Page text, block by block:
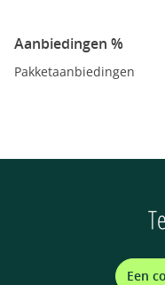
Aanbiedingen %
Pakketaanbiedingen
Een